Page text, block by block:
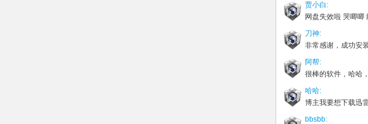
贾小白:
网盘失效啦 哭唧唧
刀神:
非常感谢，成功安
阿帮:
很棒的软件，哈哈
哈哈:
博主我要想下载迅
bbsbb: